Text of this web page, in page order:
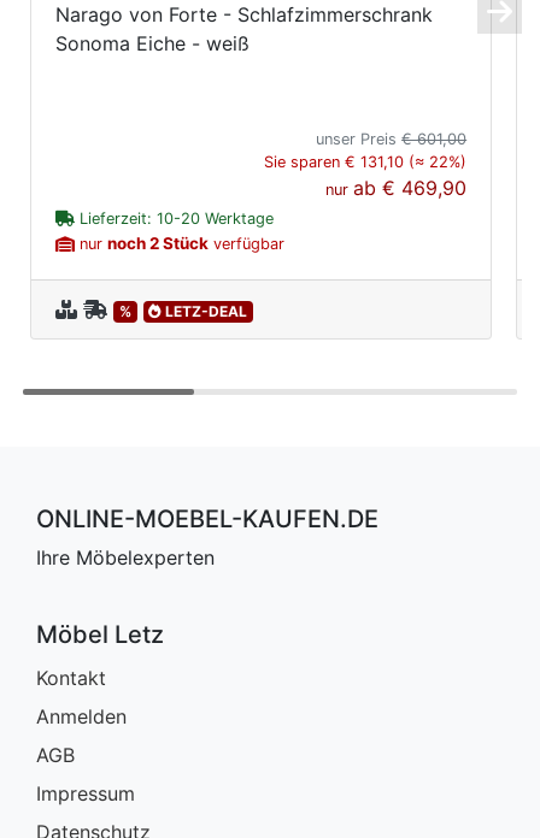
Narago von Forte - Schlafzimmerschrank
Sonoma Eiche - weiß
unser Preis€ 601,00
Sie sparen € 131,10 (≈ 22%)
nurab€ 469,90
Lieferzeit: 10-20 Werktage
nur noch 2 Stück verfügbar
% LETZ-DEAL
ONLINE-MOEBEL-KAUFEN.DE
Ihre Möbelexperten
Möbel Letz
Kontakt
Anmelden
AGB
Impressum
Datenschutz